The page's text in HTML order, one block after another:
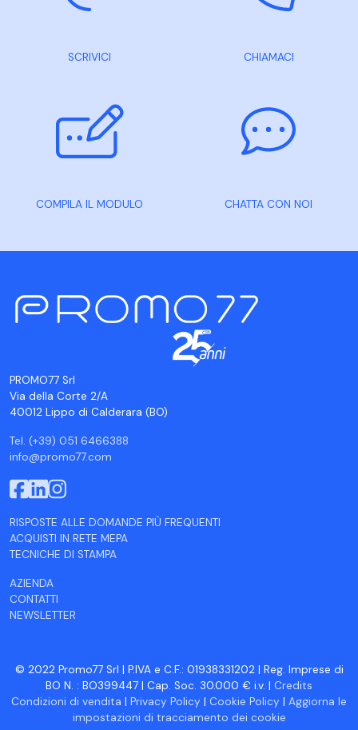
SCRIVICI CHIAMACI
COMPILA IL MODULO CHATTA CON NOI
PROMO77 Srl
Via della Corte 2/A
40012 Lippo di Calderara (BO)
Tel. (+39) 051 6466388
info@promo77.com
RISPOSTE ALLE DOMANDE PIÙ FREQUENTI
ACQUISTI IN RETE MEPA
TECNICHE DI STAMPA
AZIENDA
CONTATTI
NEWSLETTER
© 2022 Promo77 Srl | P.IVA e C.F.: 01938331202 | Reg. Imprese di
BO N. : BO399447 | Cap. Soc. 30.000 € i.v. | Credits
Condizioni di vendita | Privacy Policy | Cookie Policy | Aggiorna le
impostazioni di tracciamento dei cookie